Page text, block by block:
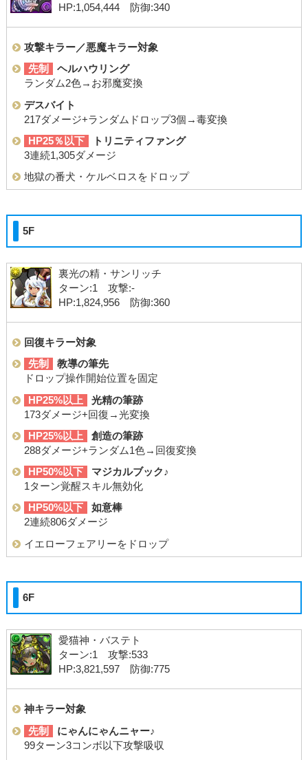
HP:1,054,444 防御:340
攻撃キラー／悪魔キラー対象
先制
ヘルハウリング
ランダム2色→お邪魔変換
デスバイト
217ダメージ+ランダムドロップ3個→毒変換
HP25％以下
トリニティファング
3連続1,305ダメージ
地獄の番犬・ケルベロスをドロップ
5F
裏光の精・サンリッチ
ターン:1 攻撃:-
HP:1,824,956 防御:360
回復キラー対象
先制
教導の筆先
ドロップ操作開始位置を固定
HP25%以上
光精の筆跡
173ダメージ+回復→光変換
HP25%以上
創造の筆跡
288ダメージ+ランダム1色→回復変換
HP50%以下
マジカルブック♪
1ターン覚醒スキル無効化
HP50%以下
如意棒
2連続806ダメージ
イエローフェアリーをドロップ
6F
愛猫神・バステト
ターン:1 攻撃:533
HP:3,821,597 防御:775
神キラー対象
先制
にゃんにゃんニャー♪
99ターン3コンボ以下攻撃吸収